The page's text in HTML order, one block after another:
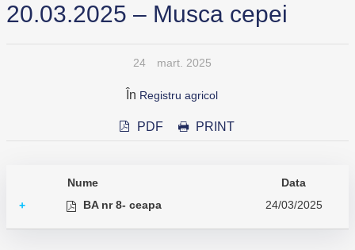
20.03.2025 – Musca cepei
24 mart. 2025
În Registru agricol
PDF PRINT
Nume
Data
+
BA nr 8- ceapa 24/03/2025